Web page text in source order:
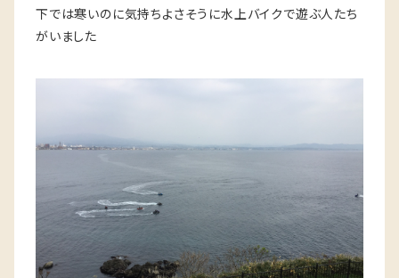
下では寒いのに気持ちよさそうに水上バイクで遊ぶ人たち
がいました